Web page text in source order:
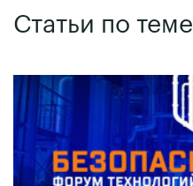
Статьи по теме